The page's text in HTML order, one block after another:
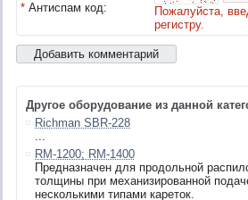
* Антиспам код:
Пожалуйста,
регистру.
Другое оборудование из данной
Richman SBR-228
...
RM-1200; RM-1400
Предназначен для продольной
толщины при механизированной
несколькими типами кареток.